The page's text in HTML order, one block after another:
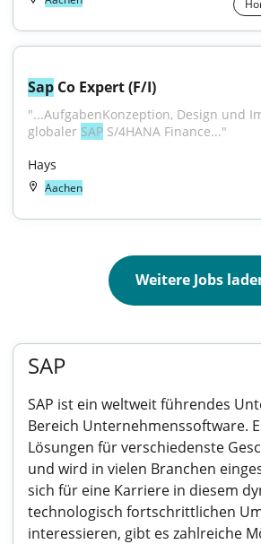
Sap Co Expert (F/I)
"...AufgabenKonzeption, Design und
globaler SAP S/4HANA Finance..."
Hays
Aachen
Weitere Jobs
SAP
SAP ist ein weltweit führendes
Bereich Unternehmenssoftware.
Lösungen für verschiedenste
und wird in vielen Branchen
sich für eine Karriere in diesem
technologisch fortschrittlichen
interessieren, gibt es zahlreiche